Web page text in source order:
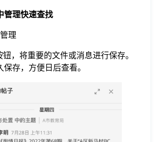
管理快速查找
理
钮，将重要的文件或消息进行保存。
保存，方便日后查看。